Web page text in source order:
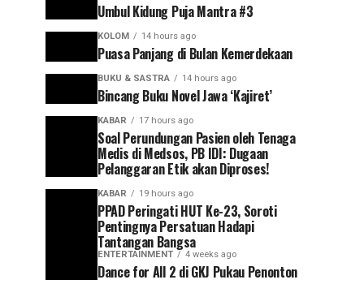
Umbul Kidung Puja Mantra #3
KOLOM 14 hours ago
Puasa Panjang di Bulan Kemerdekaan
BUKU & SASTRA 14 hours ago
Bincang Buku Novel Jawa ‘Kajiret’
KABAR 17 hours ago
Soal Perundungan Pasien oleh Tenaga
Medis di Medsos, PB IDI: Dugaan
Pelanggaran Etik akan Diproses!
KABAR 19 hours ago
PPAD Peringati HUT Ke-23, Soroti
Pentingnya Persatuan Hadapi
Tantangan Bangsa
ENTERTAINMENT 4 weeks ago
Dance for All 2 di GKJ Pukau Penonton